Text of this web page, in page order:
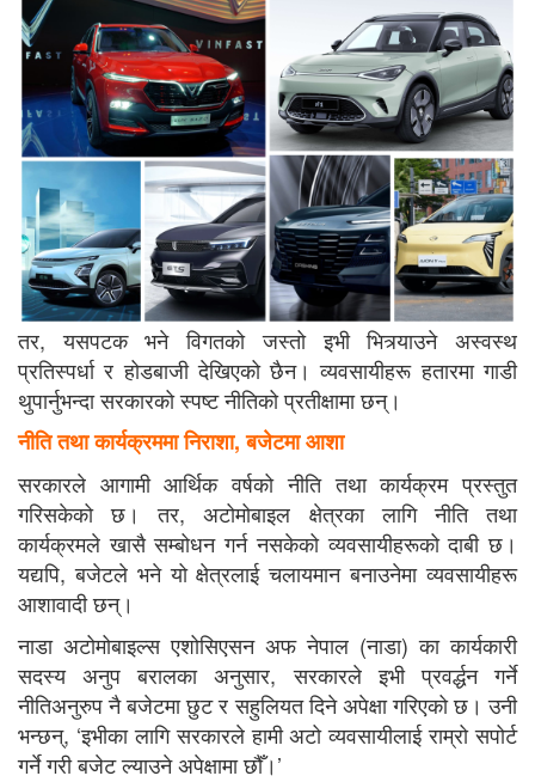
तर, यसपटक भने विगतको जस्तो इभी भित्र्याउने अस्वस्थ
प्रतिस्पर्धा र होडबाजी देखिएको छैन। व्यवसायीहरू हतारमा गाडी
थुपार्नुभन्दा सरकारको स्पष्ट नीतिको प्रतीक्षामा छन्।
नीति तथा कार्यक्रममा निराशा, बजेटमा आशा
सरकारले आगामी आर्थिक वर्षको नीति तथा कार्यक्रम प्रस्तुत
गरिसकेको छ। तर, अटोमोबाइल क्षेत्रका लागि नीति तथा
कार्यक्रमले खासै सम्बोधन गर्न नसकेको व्यवसायीहरूको दाबी छ।
यद्यपि, बजेटले भने यो क्षेत्रलाई चलायमान बनाउनेमा व्यवसायीहरू
आशावादी छन्।
नाडा अटोमोबाइल्स एशोसिएसन अफ नेपाल (नाडा) का कार्यकारी
सदस्य अनुप बरालका अनुसार, सरकारले इभी प्रवर्द्धन गर्ने
नीतिअनुरुप नै बजेटमा छुट र सहुलियत दिने अपेक्षा गरिएको छ। उनी
भन्छन्, ‘इभीका लागि सरकारले हामी अटो व्यवसायीलाई राम्रो सपोर्ट
गर्ने गरी बजेट ल्याउने अपेक्षामा छौँ।’